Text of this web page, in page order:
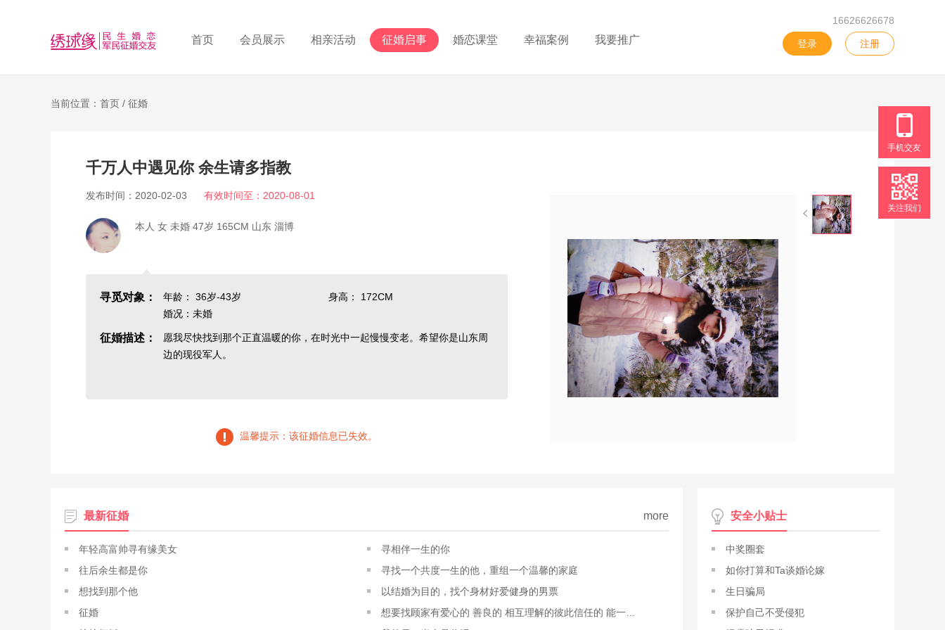
首页 会员展示 相亲活动 征婚启事 婚恋课堂 幸福案例 我要推广
16626626678
登录 注册
当前位置：首页 / 征婚
千万人中遇见你 余生请多指教
发布时间：2020-02-03 有效时间至：2020-08-01
本人 女 未婚 47岁 165CM 山东 淄博
寻觅对象： 年龄： 36岁-43岁
身高： 172CM
婚况：未婚
征婚描述：
愿我尽快找到那个正直温暖的你，在时光中一起慢慢变老。希望你是山东周
边的现役军人。
温馨提示：该征婚信息已失效。
最新征婚 more
年轻高富帅寻有缘美女
寻相伴一生的你
往后余生都是你
寻找一个共度一生的他，重组一个温馨的家庭
想找到那个他
以结婚为目的，找个身材好爱健身的男票
征婚
想要找顾家有爱心的 善良的 相互理解的彼此信任的 能一起面对一起承担一起成长一起学习
安全小贴士
中奖圈套
如你打算和Ta谈婚论嫁
生日骗局
保护自己不受侵犯
手机交友
关注我们